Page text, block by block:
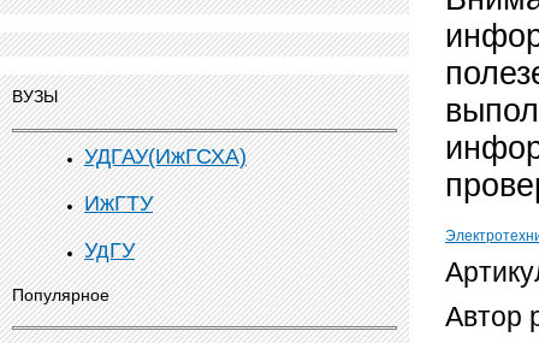
ВУЗЫ
УДГАУ(ИжГСХА)
ИжГТУ
УдГУ
Популярное
Автор